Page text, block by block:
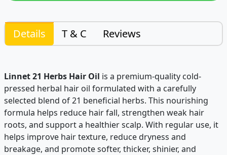
Details T & C Reviews
Linnet 21 Herbs Hair Oil is a premium-quality cold-
pressed herbal hair oil formulated with a carefully
selected blend of 21 beneficial herbs. This nourishing
formula helps reduce hair fall, strengthen weak hair
roots, and support a healthier scalp. With regular use, it
helps improve hair texture, reduce dryness and
breakage, and promote softer, thicker, shinier, and